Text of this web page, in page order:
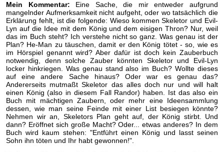
Mein Kommentar: Eine Sache, die mir entweder aufgrund
mangelnder Aufmerksamkeit nicht aufgeht, oder wo tatsächlich die
Erklärung fehlt, ist die folgende: Wieso kommen Skeletor und Evil-
Lyn auf die Idee mit dem König und dem eisigen Thron? Nur, weil
das im Buch steht? Ich verstehe nicht so ganz. Was genau ist der
Plan? He-Man zu täuschen, damit er den König tötet - so, wie es
im Hörspiel genannt wird? Aber dafür ist doch kein Zauberbuch
notwendig, denn solche Zauber könnten Skeletor und Evil-Lyn
locker hinkriegen. Was genau stand also im Buch? Wollte dieses
auf eine andere Sache hinaus? Oder war es genau das?
Andererseits mutmaßt Skeletor das alles doch nur und will halt
einen König (also in diesem Fall Randor) haben. Ist das also ein
Buch mit mächtigen Zaubern, oder mehr eine Ideensammlung
dessen, wie man seine Feinde mit einer List besiegen könnte?
Nehmen wir an, Skeletors Plan geht auf, der König stirbt. Und
dann? Eröffnet sich große Macht? Oder... etwas anderes? In dem
Buch wird kaum stehen: "Entführt einen König und lasst seinen
Sohn ihn töten und Ihr habt gewonnen!".